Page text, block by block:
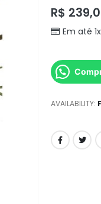
R$
Em até
AVAILABILITY: